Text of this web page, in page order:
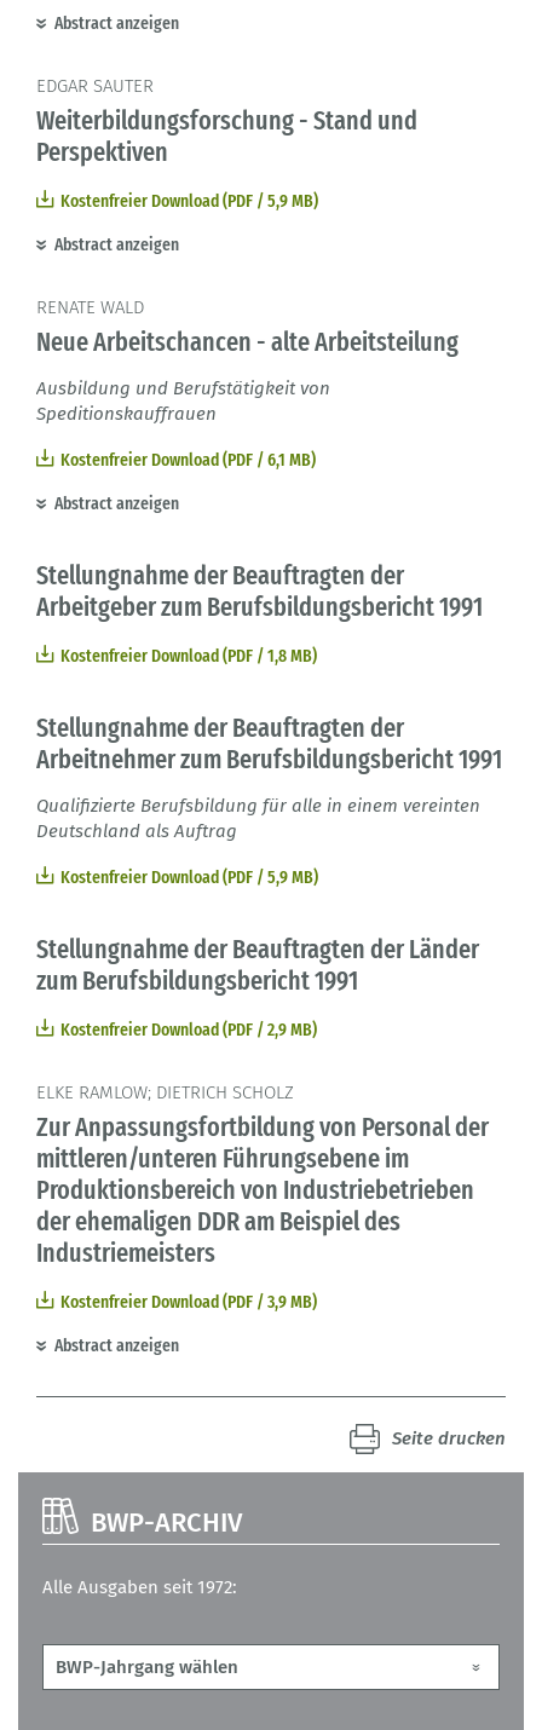
Abstract anzeigen
EDGAR SAUTER
Weiterbildungsforschung - Stand und
Perspektiven
Kostenfreier Download (PDF / 5,9 MB)
Abstract anzeigen
RENATE WALD
Neue Arbeitschancen - alte Arbeitsteilung
Ausbildung und Berufstätigkeit von
Speditionskauffrauen
Kostenfreier Download (PDF / 6,1 MB)
Abstract anzeigen
Stellungnahme der Beauftragten der
Arbeitgeber zum Berufsbildungsbericht 1991
Kostenfreier Download (PDF / 1,8 MB)
Stellungnahme der Beauftragten der
Arbeitnehmer zum Berufsbildungsbericht 1991
Qualifizierte Berufsbildung für alle in einem vereinten
Deutschland als Auftrag
Kostenfreier Download (PDF / 5,9 MB)
Stellungnahme der Beauftragten der Länder
zum Berufsbildungsbericht 1991
Kostenfreier Download (PDF / 2,9 MB)
ELKE RAMLOW; DIETRICH SCHOLZ
Zur Anpassungsfortbildung von Personal der
mittleren/unteren Führungsebene im
Produktionsbereich von Industriebetrieben
der ehemaligen DDR am Beispiel des
Industriemeisters
Kostenfreier Download (PDF / 3,9 MB)
Abstract anzeigen
Seite drucken
BWP-ARCHIV
Alle Ausgaben seit 1972: